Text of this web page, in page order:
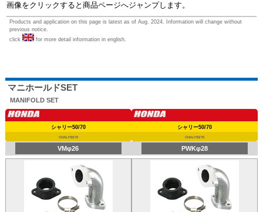
画像をクリックすると商品ページへジャンプします。
Products and application on this page is latest as of Aug. 2024. Information will change without
previous notice.
click
for more detail information in english.
マニホールドSET
MANIFOLD SET
シャリー50/70
CHALY50/70
VMφ26
シャリー50/70
CHALY50/70
PWKφ28